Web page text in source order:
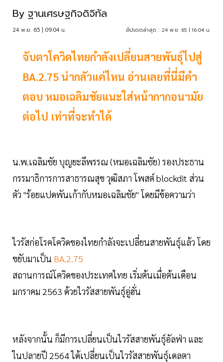
By ฐานเศรษฐกิจดิจิทัล
24 พ.ย. 65 | 09:04 น. อัปเดตล่าสุด : 24 พ.ย. 65 | 16:04 น.
จับตาโควิดไทยกำลังเปลี่ยนสายพันธุ์ไปสู่
BA.2.75 น่ากลัวแค่ไหน อ่านเลยที่นี่มีคำ
ตอบ หมอเฉลิมชัยแนะใส่หน้ากากอนามัย
ต่อไป เท่าที่จะทำได้
น.พ.เฉลิมชัย บุญยะลีพรรณ (หมอเฉลิมชัย) รองประธาน
กรรมาธิการการสาธารณสุข วุฒิสภา โพสต์ blockdit ส่วน
ตัว "ร้อยแปดพันเก้ากับหมอเฉลิมชัย" โดยมีข้อความว่า
ไวรัสก่อโรคโควิดของไทยกำลังจะเปลี่ยนสายพันธุ์แล้ว โดย
ขยับมาเป็น BA.2.75
สถานการณ์โควิดของประเทศไทย เริ่มต้นเมื่อต้นเดือน
มกราคม 2563 ด้วยไวรัสสายพันธุ์อู่ฮั่น
หลังจากนั้น ก็มีการเปลี่ยนเป็นไวรัสสายพันธุ์อัลฟ่า และ
ในปลายปี 2564 ได้เปลี่ยนเป็นไวรัสสายพันธุ์เดลตา